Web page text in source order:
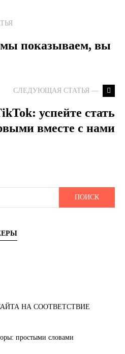
показываем, вы
СЛЕДУЮЩАЯ СТАТЬЯ —
успейте стать
вместе с нами
ПОИСК
НА СООТВЕТСТВИЕ
простыми словами